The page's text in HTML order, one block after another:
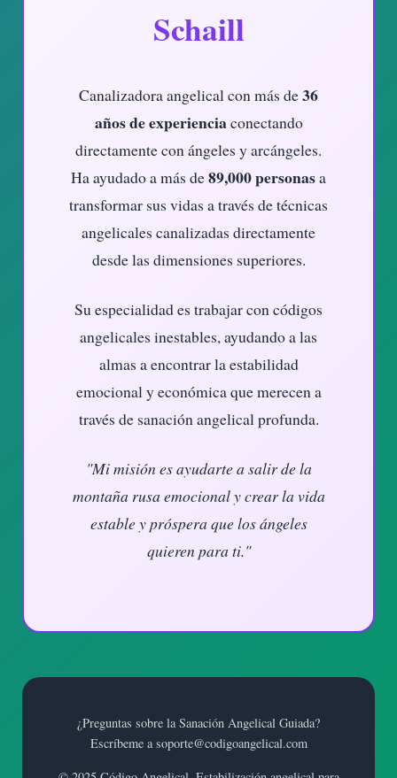
Schaill
Canalizadora angelical con más de36
años de experienciaconectando
directamente con ángeles y arcángeles.
Ha ayudado a más de89,000 personasa
transformar sus vidas a través de técnicas
angelicales canalizadas directamente
desde las dimensiones superiores.
Su especialidad es trabajar con códigos
angelicales inestables, ayudando a las
almas a encontrar la estabilidad
emocional y económica que merecen a
través de sanación angelical profunda.
"Mi misión es ayudarte a salir de la
montaña rusa emocional y crear la vida
estable y próspera que los ángeles
quieren para ti."
¿Preguntas sobre la Sanación Angelical Guiada?
Escríbeme a soporte@codigoangelical.com